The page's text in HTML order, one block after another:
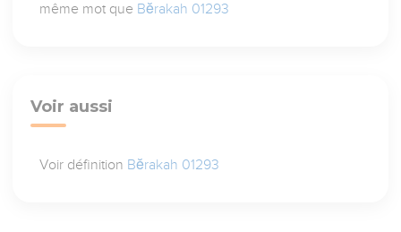
même mot que Bĕrakah 01293
Voir aussi
Voir définition Bĕrakah 01293